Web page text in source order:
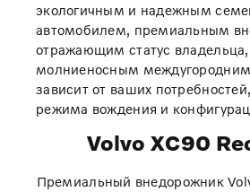
экологичным и надежным
автомобилем, премиальным
отражающим статус
молниеносным
зависит от ваших
режима вождения и
Volvo XC90
Премиальный внедорожник